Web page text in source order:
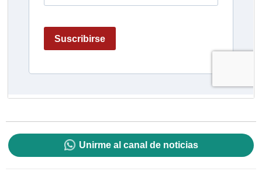
Unirme al canal de noticias